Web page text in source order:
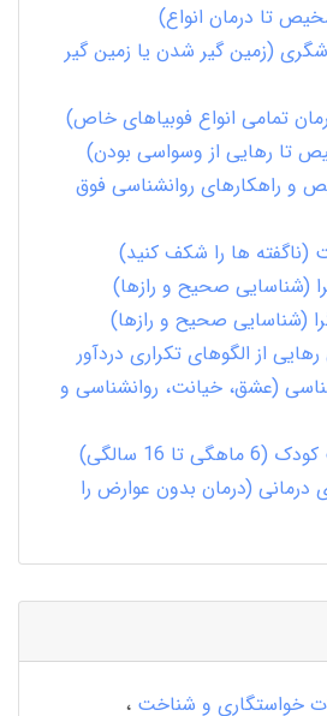
تا درمان انواع)
(زمین گیر شدن یا زمین گیر
تمامی انواع فوبیاهای خاص)
تا رهایی از وسواسی بودن)
و راهکارهای روانشناسی فوق
ها را شکف کنید)
(شناسایی صحیح و رازها)
(شناسایی صحیح و رازها)
از الگوهای تکراری دردآور
(عشق، خیانت، روانشناسی و
تا 16 سالگی)
درمانی (درمان بدون عوارض را
خواستگاری و شناخت